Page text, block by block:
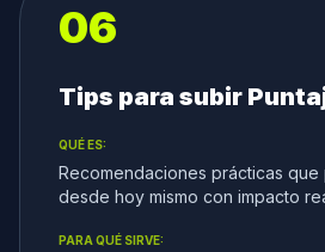
06
Tips para subir
QUÉ ES:
Recomendaciones prácticas
desde hoy mismo con impacto
PARA QUÉ SIRVE: